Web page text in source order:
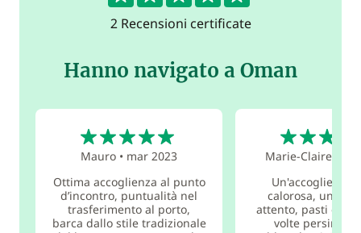
2 Recensioni certificate
Hanno navigato a Oman
Mauro • mar 2023
Ottima accoglienza al punto
d’incontro, puntualità nel
trasferimento al porto,
barca dallo stile tradizionale
Marie-Claire
Un'accoglienza
calorosa, un
attento, pasti
volte persino